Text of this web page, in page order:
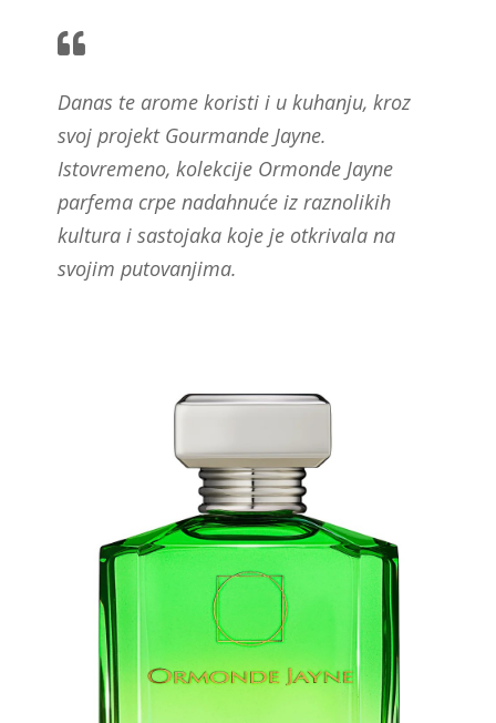
Danas te arome koristi i u kuhanju, kroz
svoj projekt Gourmande Jayne.
Istovremeno, kolekcije Ormonde Jayne
parfema crpe nadahnuće iz raznolikih
kultura i sastojaka koje je otkrivala na
svojim putovanjima.